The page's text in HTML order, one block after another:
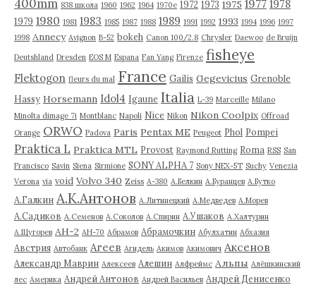
400mm 838 школа 1960 1962 1964 1970е 1972 1973 1975 1977 1978
1979 1980 1981 1983 1985 1987 1988 1989 1991 1992 1993 1994 1996 1997
1998 Annecy Avignon B-52 bokeh Canon 100/2.8 Chrysler Daewoo de Bruijn
Deutshland Dresden EOS M Espana Fan Yang Firenze fisheye
Flektogon fleurs du mal France Gailis Gegevicius Grenoble
Hassy Horsemann Idol4 Igaune Italia L-39 Marceille Milano
Minolta dimage 7i Montblanc Napoli Nice Nikon Nikon Coolpix Offroad
Orange ORWO Padova Paris Pentax ME Peugeot Phol Pompei
Praktica L Praktica MTL Provost Raymond Rutting Roma RSS San
Francisco Savin Siena Sirmione SONY ALPHA 7 Sony NEX-5T Suchy Venezia
Verona via void Volvo 340 Zeiss А-380 А.Белкин А.Буранцев А.Бутко
А.Галкин А.К.Антонов А.Литинецкий А.Медведев А.Морев
А.Садиков А.Семенов А.Соколов А.Спирин А.Ушаков А.Халтурин
А.Щугорев АН-2 АН-70 Абрамов Абрамочкин Абулхатин Абхазия
Австрия Автобанк Агеев Агидель Акимов Акимович Аксенов
Александр Маврин Алексеев Алешин Алфреймс Альпы Алёшкинский
лес Америка Андрей Антонов Андрей Васильев Андрей Денисенко